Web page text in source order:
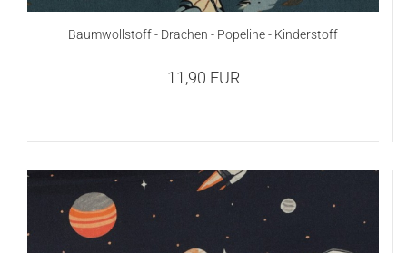
Baumwollstoff - Drachen - Popeline - Kinderstoff
11,90 EUR